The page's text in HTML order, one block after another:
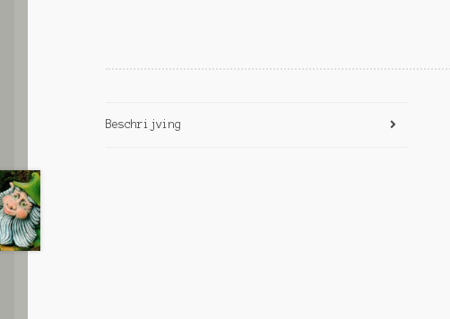
Beschrijving